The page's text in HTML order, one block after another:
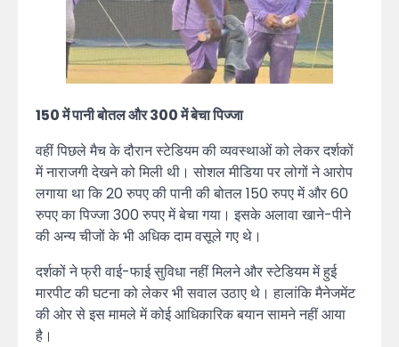
150 में पानी बोतल और 300 में बेचा पिज्जा
वहीं पिछले मैच के दौरान स्टेडियम की व्यवस्थाओं को लेकर दर्शकों
में नाराजगी देखने को मिली थी। सोशल मीडिया पर लोगों ने आरोप
लगाया था कि 20 रुपए की पानी की बोतल 150 रुपए में और 60
रुपए का पिज्जा 300 रुपए में बेचा गया। इसके अलावा खाने-पीने
की अन्य चीजों के भी अधिक दाम वसूले गए थे।
दर्शकों ने फ्री वाई-फाई सुविधा नहीं मिलने और स्टेडियम में हुई
मारपीट की घटना को लेकर भी सवाल उठाए थे। हालांकि मैनेजमेंट
की ओर से इस मामले में कोई आधिकारिक बयान सामने नहीं आया
है।